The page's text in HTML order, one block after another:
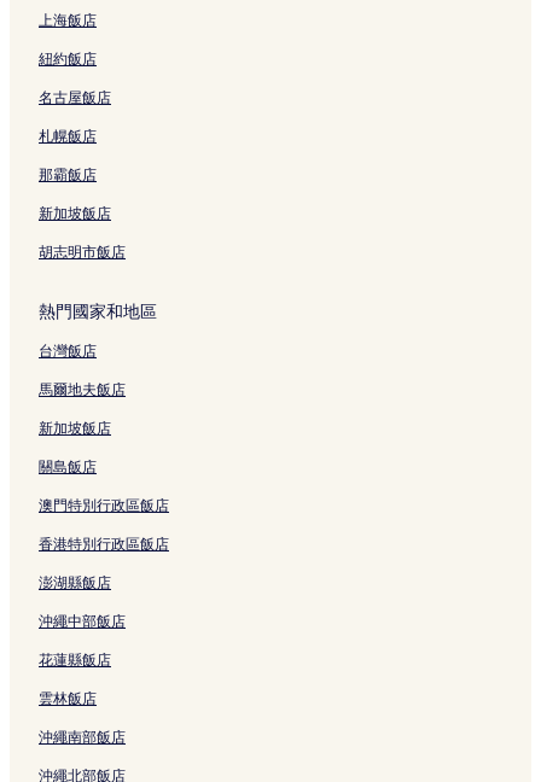
上海飯店
紐約飯店
名古屋飯店
札幌飯店
那霸飯店
新加坡飯店
胡志明市飯店
熱門國家和地區
台灣飯店
馬爾地夫飯店
新加坡飯店
關島飯店
澳門特別行政區飯店
香港特別行政區飯店
澎湖縣飯店
沖繩中部飯店
花蓮縣飯店
雲林飯店
沖繩南部飯店
沖繩北部飯店